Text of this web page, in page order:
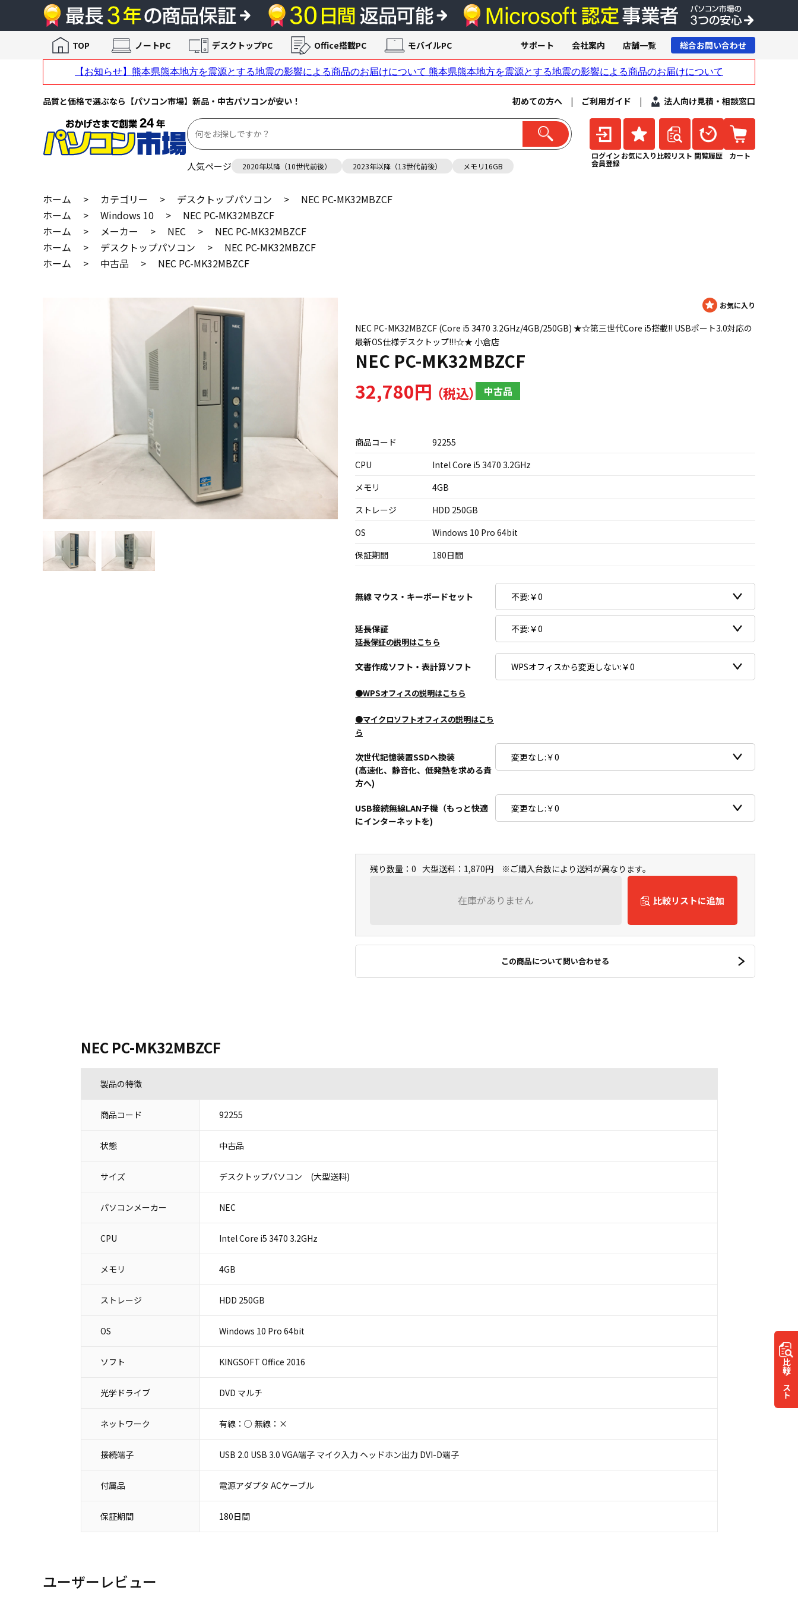
品質と価格で選ぶなら【パソコン市場】新品・中古パソコンが安い！ 初めての方へ | ご利用ガイド | 法人向け見積・相談窓口
人気ページ 2020年以降（10世代前後） 2023年以降（13世代前後） メモリ16GB
ログイン
会員登録
お気に入り 比較リスト 閲覧履歴 カート
TOP ノートPC デスクトップPC Office搭載PC モバイルPC サポート 会社案内 店舗一覧 総合お問い合わせ
ホーム > カテゴリー > デスクトップパソコン >
NEC PC-MK32MBZCF
ホーム
> Windows 10 >
NEC PC-MK32MBZCF
ホーム
> メーカー > NEC >
NEC PC-MK32MBZCF
ホーム
> デスクトップパソコン >
NEC PC-MK32MBZCF
ホーム
> 中古品 > NEC PC-MK32MBZCF
NEC PC-MK32MBZCF (Core i5 3470 3.2GHz/4GB/250GB) ★☆第三世代Core i5搭載!! USBポート3.0対応の
最新OS仕様デスクトップ!!!☆★ 小倉店
NEC PC-MK32MBZCF
32,780円 中古品
商品コード
92255
CPU
Intel Core i5 3470 3.2GHz
メモリ
4GB
ストレージ
HDD 250GB
OS
Windows 10 Pro 64bit
保証期間
180日間
無線 マウス・キーボードセット
延長保証
延長保証の説明はこちら
文書作成ソフト・表計算ソフト
●WPSオフィスの説明はこちら
●マイクロソフトオフィスの説明はこち
ら
次世代記憶装置SSDへ換装
(高速化、静音化、低発熱を求める貴
方へ)
USB接続無線LAN子機（もっと快適
にインターネットを)
残り数量：0 大型送料：1,870円 ※ご購入台数により送料が異なります。
在庫がありません 比較リストに追加
この商品について問い合わせる
比較
リスト
NEC PC-MK32MBZCF
製品の特徴
商品コード 92255
状態 中古品
サイズ デスクトップパソコン (大型送料)
パソコンメーカー NEC
CPU Intel Core i5 3470 3.2GHz
メモリ 4GB
ストレージ HDD 250GB
OS Windows 10 Pro 64bit
ソフト KINGSOFT Office 2016
光学ドライブ DVD マルチ
ネットワーク 有線：○ 無線：×
接続端子 USB 2.0 USB 3.0 VGA端子 マイク入力 ヘッドホン出力 DVI-D端子
付属品 電源アダプタ ACケーブル
保証期間 180日間
ユーザーレビュー